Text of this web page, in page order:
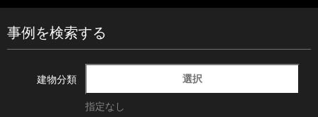
事例を検索する
建物分類 選択
指定なし